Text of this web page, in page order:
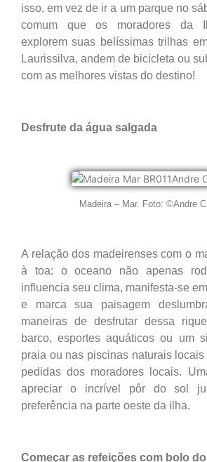
isso, em vez de ir a um parque no
comum que os moradores da
explorem suas belíssimas trilhas
Laurissilva, andem de bicicleta ou
com as melhores vistas do destino!
Desfrute da água salgada
Madeira – Mar. Foto: ©Andre
A relação dos madeirenses com o
à toa: o oceano não apenas
influencia seu clima, manifesta-se
e marca sua paisagem
maneiras de desfrutar dessa
barco, esportes aquáticos ou um
praia ou nas piscinas naturais
pedidas dos moradores locais.
apreciar o incrível pôr do sol
preferência na parte oeste da ilha.
Começar as refeições com bolo